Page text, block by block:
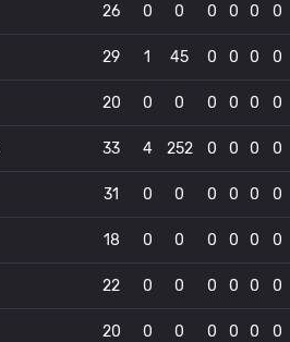
26 0 0 0 0 0 0
29 1 45 0 0 0 0
20 0 0 0 0 0 0
33 4 252 0 0 0 0
31 0 0 0 0 0 0
18 0 0 0 0 0 0
22 0 0 0 0 0 0
20 0 0 0 0 0 0